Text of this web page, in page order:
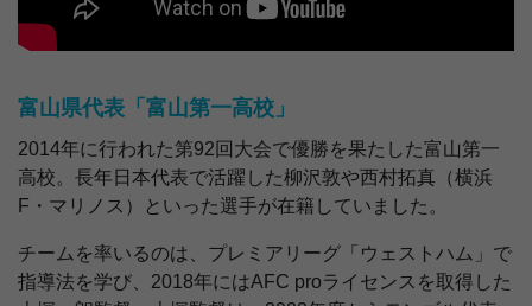
富山県代表「富山第一高校」
2014年に行われた第92回大会で優勝を果たした富山第一
高校。長年日本代表で活躍した柳沢敦や西村拓真（横浜
F・マリノス）といった選手が在籍していました。
チームを率いるのは、プレミアリーグ「ウェストハム」で
指導法を学び、2018年にはAFC proライセンスを取得した